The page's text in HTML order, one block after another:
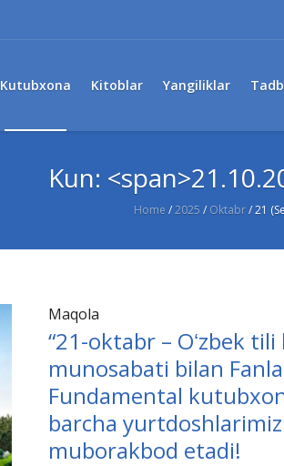
Kutubxona Kitoblar Yangiliklar
Kun:
Home /2025 / Oktabr/21
Maqola
“21-oktabr – Oʻzbek tili
munosabati bilan
Fundamental
barcha
muborakbod etadi!